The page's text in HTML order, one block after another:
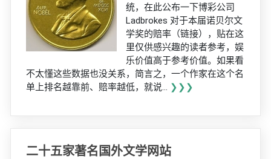
统，在此公布一下博彩公司
Ladbrokes 对于本届诺贝尔文
学奖的赔率（链接），贴在这
里仅供感兴趣的读者参考，娱
乐价值高于参考价值。如果看
不太懂这些数据也没关系，简言之，一个作家在这个名
单上排名越靠前、赔率越低，就说... ❯❯❯
二十五家著名国外文学网站